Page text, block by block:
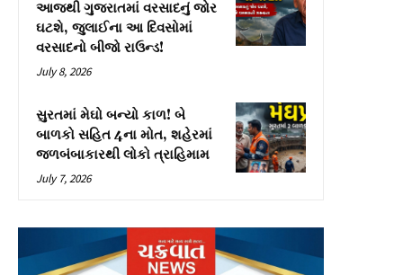
આજથી ગુજરાતમાં વરસાદનું જોર
ઘટશે, જુલાઈના આ દિવસોમાં
વરસાદનો બીજો રાઉન્ડ!
July 8, 2026
સુરતમાં મેઘો બન્યો કાળ! બે
બાળકો સહિત 4ના મોત, શહેરમાં
જળબંબાકારથી લોકો ત્રાહિમામ
July 7, 2026